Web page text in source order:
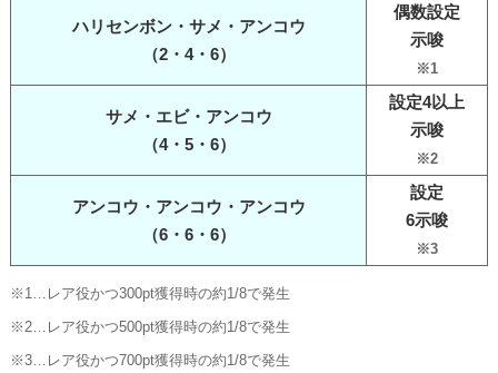
ハリセンボン・サメ・アンコウ
（2・4・6）
偶数設定
示唆
※1
サメ・エビ・アンコウ
（4・5・6）
設定4以上
示唆
※2
アンコウ・アンコウ・アンコウ
（6・6・6）
設定
6示唆
※3
※1…レア役かつ300pt獲得時の約1/8で発生
※2…レア役かつ500pt獲得時の約1/8で発生
※3…レア役かつ700pt獲得時の約1/8で発生